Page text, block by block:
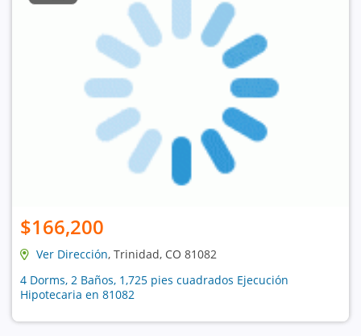
$166,200
Ver Dirección, Trinidad, CO 81082
4 Dorms, 2 Baños, 1,725 pies cuadrados Ejecución
Hipotecaria en 81082